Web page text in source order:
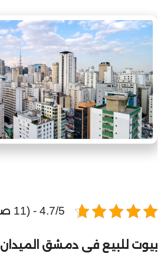
4.7/5 - (11 صوت)
بيوت للبيع في دمشق الميدان